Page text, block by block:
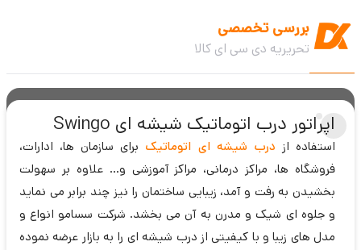
بررسی تخصصی
تحریریه دی سی ای کالا
اپراتور درب اتوماتیک شیشه ای Swingo
استفاده از درب شیشه ای اتوماتیک برای سازمان ها، ادارات،
فروشگاه ها، مراکز درمانی، مراکز آموزشی و... علاوه بر سهولت
بخشیدن به رفت و آمد، زیبایی ساختمان را نیز چند برابر می نماید
و جلوه ای شیک و مدرن به آن می بخشد. شرکت سسامو انواع و
مدل های زیبا و با کیفیتی از درب شیشه ای را به بازار عرضه نموده